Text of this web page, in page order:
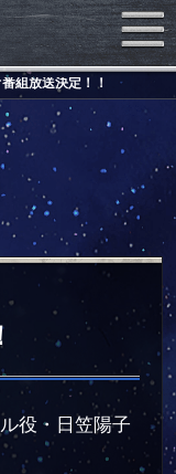
組放送決定！！
役・日笠陽子